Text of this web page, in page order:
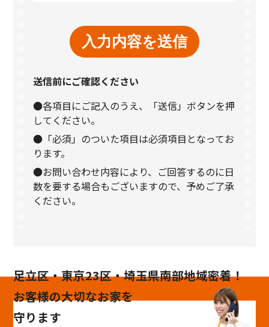
送信前にご確認ください
●各項目にご記入のうえ、「送信」ボタンを押
してください。
●「必須」のついた項目は必須項目となってお
ります。
●お問い合わせ内容により、ご回答するのに日
数を要する場合もございますので、予めご了承
ください。
足立区・東京23区・埼玉県南部地域密着！
お客様の大切なお家を
守ります